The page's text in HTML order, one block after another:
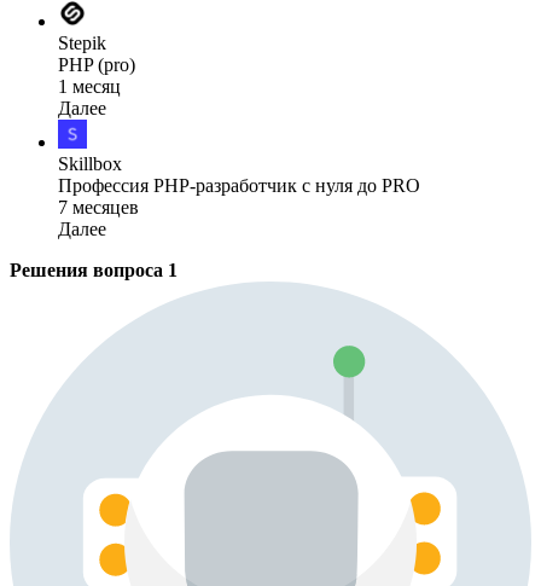
Stepik
PHP (pro)
1 месяц
Далее
Skillbox
Профессия PHP-разработчик с нуля до PRO
7 месяцев
Далее
Решения вопроса 1